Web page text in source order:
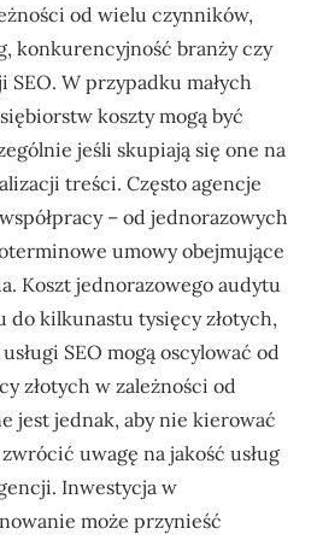
od wielu czynników,
konkurencyjność branży czy
W przypadku małych
koszty mogą być
jeśli skupiają się one na
treści. Często agencje
– od jednorazowych
umowy obejmujące
Koszt jednorazowego audytu
do kilkunastu tysięcy złotych,
SEO mogą oscylować od
złotych w zależności od
jest jednak, aby nie kierować
uwagę na jakość usług
Inwestycja w
może przynieść